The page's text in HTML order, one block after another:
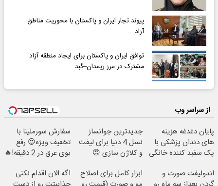
پیوند تجار ایران و پاکستان با محوریت مناطق
آزاد
توافق ایران و پاکستان برای ایجاد منطقه آزاد
مشترک در مرز ریمدان–گبد
از سراسر وب
پایان دغدغه هزینه
های دندان پزشکی با
پک سفید کننده خانگی
جدیدترین جوانساز
نسل 4 دنیا برای لیفت
و کلاژن سازی 😍
سفارش سورملینا با
تخفیف ویژه😍 رفع
بوی عرق در 2 دقیقه!🔥
اندولیفت صورت و
ابزار کامل برای اصلاح
اگه الان اقدام نکنی